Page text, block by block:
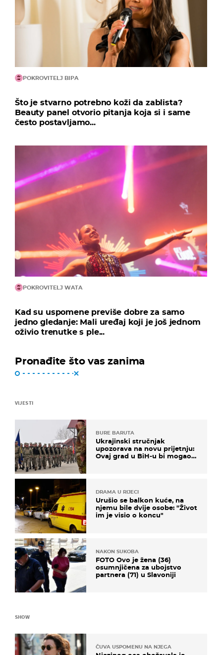
POKROVITELJ BIPA
Što je stvarno potrebno koži da zablista?
Beauty panel otvorio pitanja koja si i same
često postavljamo...
POKROVITELJ WATA
Kad su uspomene previše dobre za samo
jedno gledanje: Mali uređaj koji je još jednom
oživio trenutke s ple...
Pronađite što vas zanima
VIJESTI
BURE BARUTA
Ukrajinski stručnjak
upozorava na novu prijetnju:
Ovaj grad u BiH-u bi mogao
DRAMA U RIJECI
Urušio se balkon kuće, na
njemu bile dvije osobe: "Život
im je visio o koncu"
NAKON SUKOBA
FOTO Ovo je žena (36)
osumnjičena za ubojstvo
partnera (71) u Slavoniji
SHOW
ČUVA USPOMENU NA NJEGA